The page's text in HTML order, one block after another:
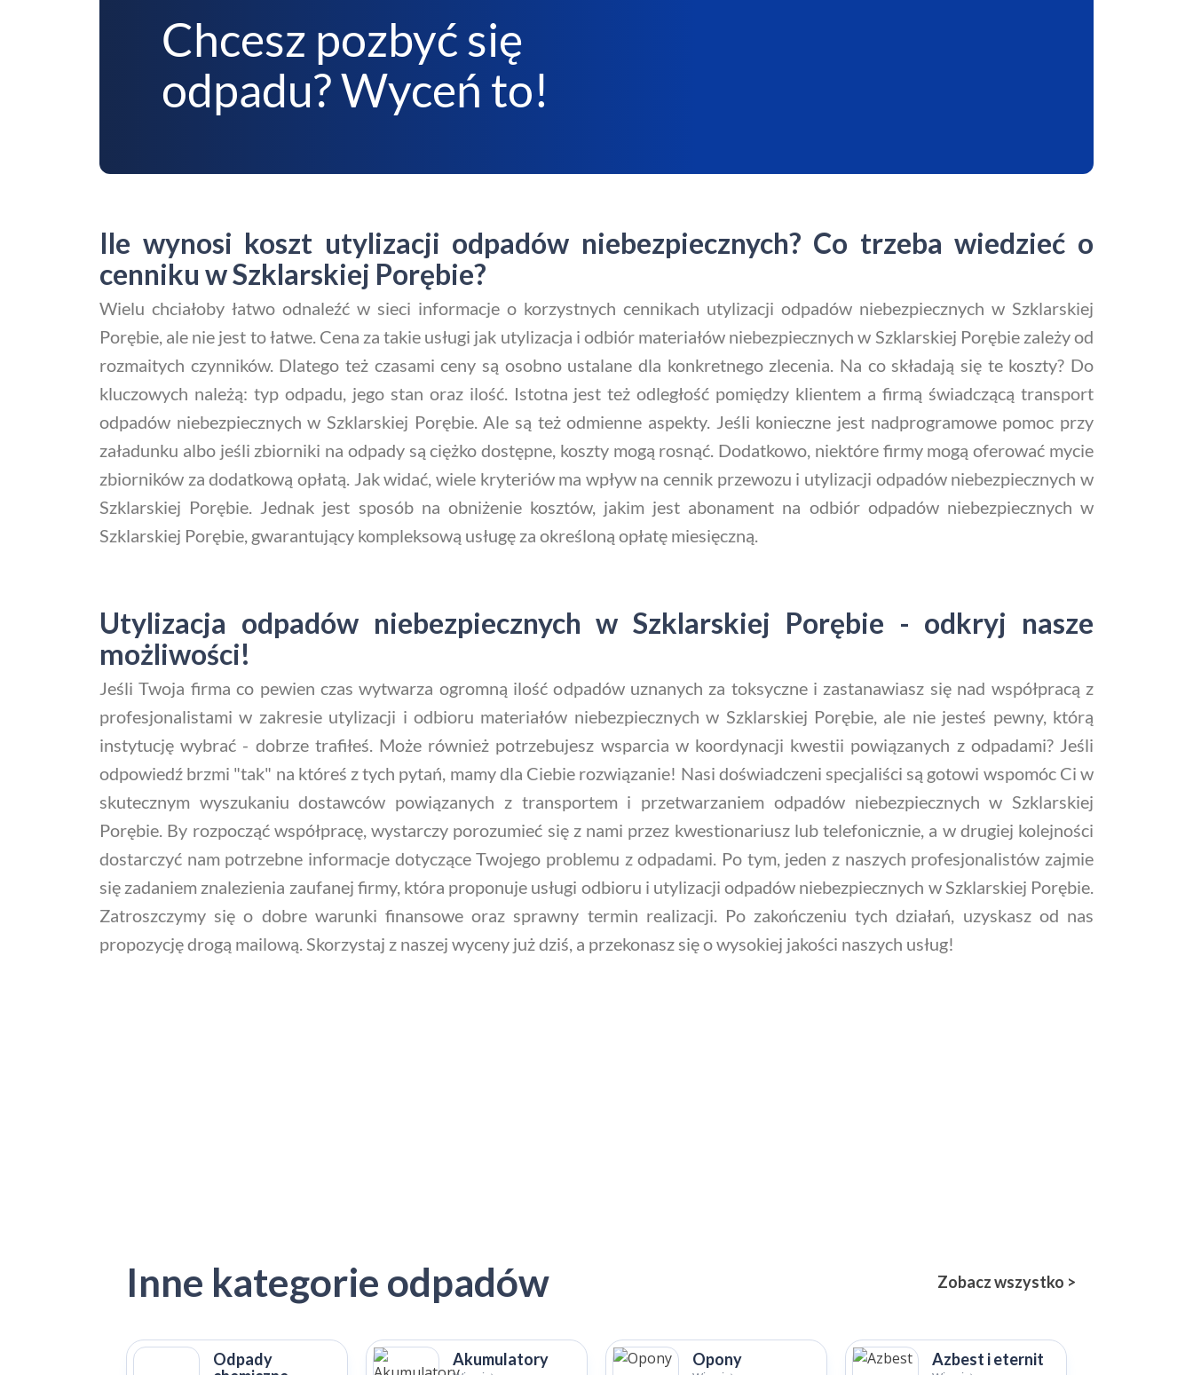
Chcesz pozbyć się
odpadu? Wyceń to!
Ile wynosi koszt utylizacji odpadów niebezpiecznych? Co trzeba wiedzieć o
cenniku w Szklarskiej Porębie?
Wielu chciałoby łatwo odnaleźć w sieci informacje o korzystnych cennikach utylizacji odpadów niebezpiecznych w Szklarskiej
Porębie, ale nie jest to łatwe. Cena za takie usługi jak utylizacja i odbiór materiałów niebezpiecznych w Szklarskiej Porębie zależy od
rozmaitych czynników. Dlatego też czasami ceny są osobno ustalane dla konkretnego zlecenia. Na co składają się te koszty? Do
kluczowych należą: typ odpadu, jego stan oraz ilość. Istotna jest też odległość pomiędzy klientem a firmą świadczącą transport
odpadów niebezpiecznych w Szklarskiej Porębie. Ale są też odmienne aspekty. Jeśli konieczne jest nadprogramowe pomoc przy
załadunku albo jeśli zbiorniki na odpady są ciężko dostępne, koszty mogą rosnąć. Dodatkowo, niektóre firmy mogą oferować mycie
zbiorników za dodatkową opłatą. Jak widać, wiele kryteriów ma wpływ na cennik przewozu i utylizacji odpadów niebezpiecznych w
Szklarskiej Porębie. Jednak jest sposób na obniżenie kosztów, jakim jest abonament na odbiór odpadów niebezpiecznych w
Szklarskiej Porębie, gwarantujący kompleksową usługę za określoną opłatę miesięczną.
Utylizacja odpadów niebezpiecznych w Szklarskiej Porębie - odkryj nasze
możliwości!
Jeśli Twoja firma co pewien czas wytwarza ogromną ilość odpadów uznanych za toksyczne i zastanawiasz się nad współpracą z
profesjonalistami w zakresie utylizacji i odbioru materiałów niebezpiecznych w Szklarskiej Porębie, ale nie jesteś pewny, którą
instytucję wybrać - dobrze trafiłeś. Może również potrzebujesz wsparcia w koordynacji kwestii powiązanych z odpadami? Jeśli
odpowiedź brzmi "tak" na któreś z tych pytań, mamy dla Ciebie rozwiązanie! Nasi doświadczeni specjaliści są gotowi wspomóc Ci w
skutecznym wyszukaniu dostawców powiązanych z transportem i przetwarzaniem odpadów niebezpiecznych w Szklarskiej
Porębie. By rozpocząć współpracę, wystarczy porozumieć się z nami przez kwestionariusz lub telefonicznie, a w drugiej kolejności
dostarczyć nam potrzebne informacje dotyczące Twojego problemu z odpadami. Po tym, jeden z naszych profesjonalistów zajmie
się zadaniem znalezienia zaufanej firmy, która proponuje usługi odbioru i utylizacji odpadów niebezpiecznych w Szklarskiej Porębie.
Zatroszczymy się o dobre warunki finansowe oraz sprawny termin realizacji. Po zakończeniu tych działań, uzyskasz od nas
propozycję drogą mailową. Skorzystaj z naszej wyceny już dziś, a przekonasz się o wysokiej jakości naszych usług!
Inne kategorie odpadów Zobacz wszystko >
Odpady
Akumulatory Opony Azbest i eternit